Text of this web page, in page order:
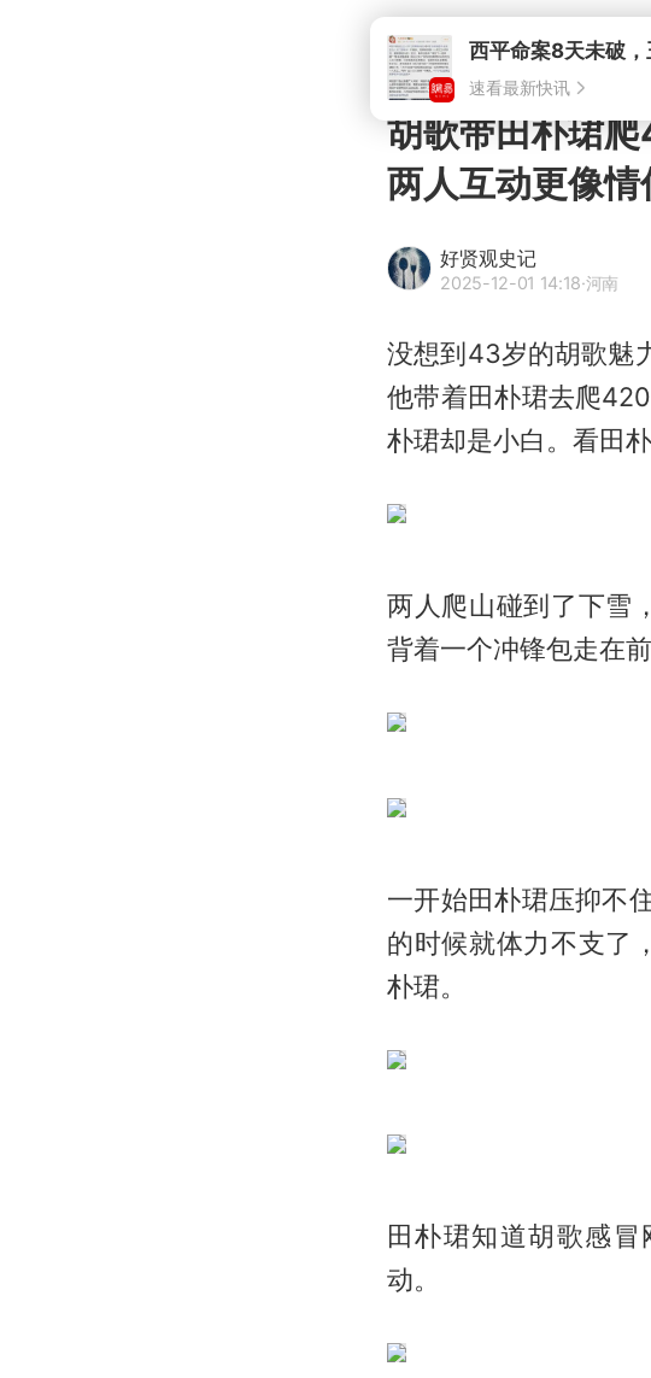
胡歌带田朴珺
两人互动更像情
好贤观史记
2025-12-01 14:18·河南
没想到43岁的胡歌魅
他带着田朴珺去爬
朴珺却是小白。看田
两人爬山碰到了下雪
背着一个冲锋包走在
一开始田朴珺压抑不
的时候就体力不支了
朴珺。
田朴珺知道胡歌感
动。